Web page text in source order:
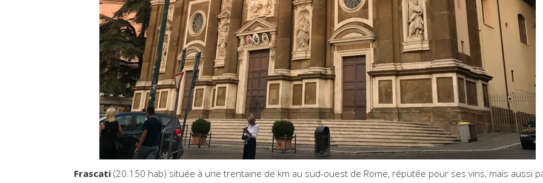
Frascati (20.150 hab) située à une trentaine de km au sud-ouest de Rome, réputée pour ses vins, mais aussi